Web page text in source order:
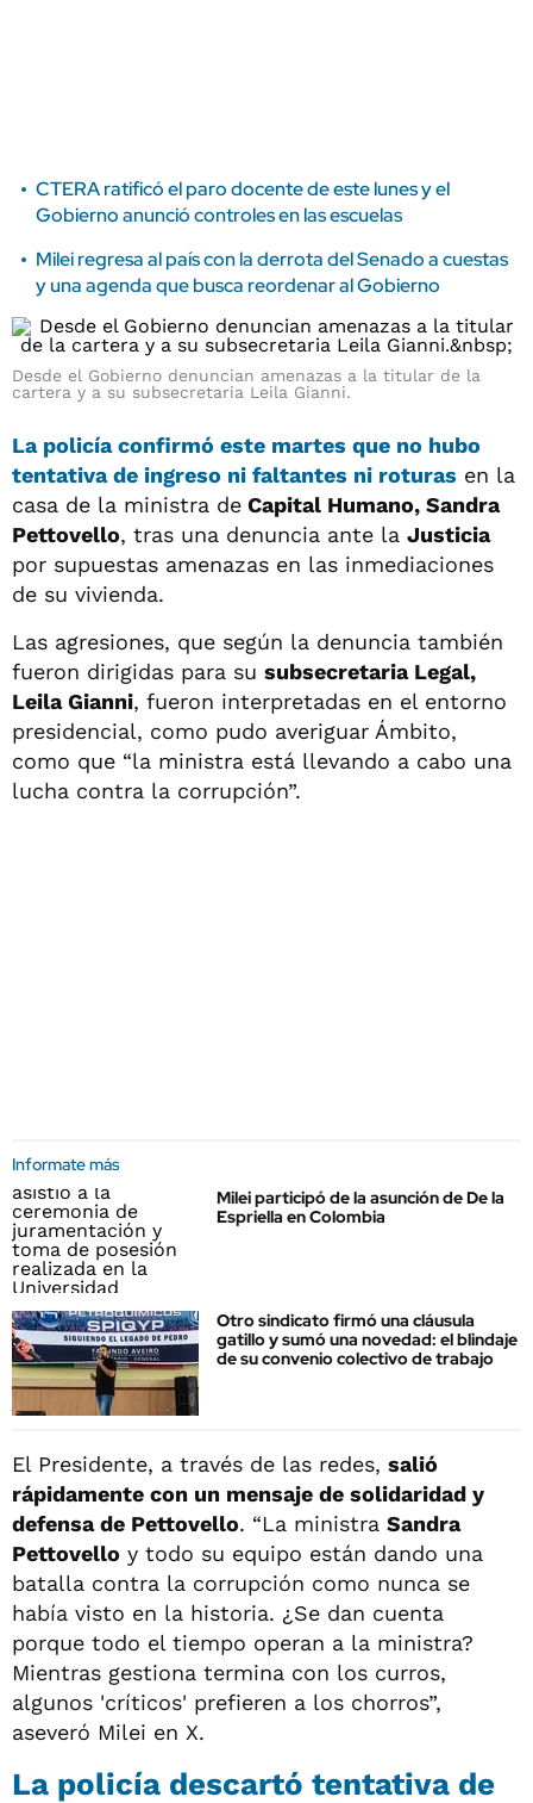
CTERA ratificó el paro docente de este lunes y el
Gobierno anunció controles en las escuelas
Milei regresa al país con la derrota del Senado a cuestas
y una agenda que busca reordenar al Gobierno
Desde el Gobierno denuncian amenazas a la titular de la
cartera y a su subsecretaria Leila Gianni.
La policíaconfirmó este martes que no hubo
tentativa de ingreso ni faltantes ni roturas en la
casa de la ministra de Capital Humano, Sandra
Pettovello, tras una denuncia ante la Justicia
por supuestas amenazas en las inmediaciones
de su vivienda.
Las agresiones, que según la denuncia también
fueron dirigidas para su subsecretaria Legal,
Leila Gianni, fueron interpretadas en el entorno
presidencial, como pudo averiguar Ámbito,
como que “la ministra está llevando a cabo una
lucha contra la corrupción”.
Informate más
Milei participó de la asunción de De la
Espriella en Colombia
Otro sindicato firmó una cláusula
gatillo y sumó una novedad: el blindaje
de su convenio colectivo de trabajo
El Presidente, a través de las redes, salió
rápidamente con un mensaje de solidaridad y
defensa de Pettovello. “La ministra Sandra
Pettovello y todo su equipo están dando una
batalla contra la corrupción como nunca se
había visto en la historia. ¿Se dan cuenta
porque todo el tiempo operan a la ministra?
Mientras gestiona termina con los curros,
algunos 'críticos' prefieren a los chorros”,
aseveró Milei en X.
La policía descartó tentativa de